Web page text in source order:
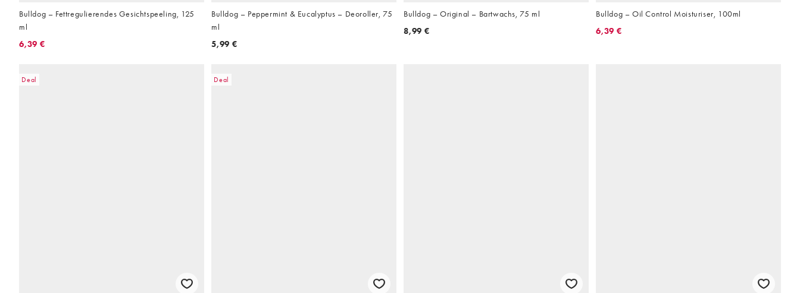
Bulldog – Fettregulierendes Gesichtspeeling, 125
ml
6,39 €
Bulldog – Peppermint & Eucalyptus – Deoroller, 75
ml
5,99 €
Bulldog – Original – Bartwachs, 75 ml
8,99 €
Bulldog – Oil Control Moisturiser, 100ml
6,39 €
Deal Deal